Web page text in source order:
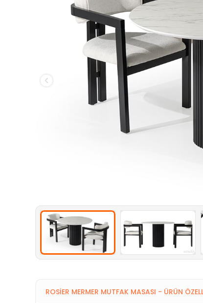
ROSIER MERMER MUTFAK MASASI - ÜRÜN